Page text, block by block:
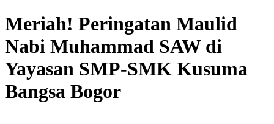
Meriah! Peringatan Maulid
Nabi Muhammad SAW di
Yayasan SMP-SMK Kusuma
Bangsa Bogor